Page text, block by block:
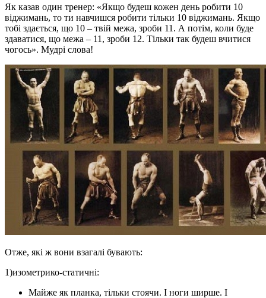
Як казав один тренер: «Якщо будеш кожен день робити 10
віджимань, то ти навчишся робити тільки 10 віджимань. Якщо
тобі здається, що 10 – твій межа, зроби 11. А потім, коли буде
здаватися, що межа – 11, зроби 12. Тільки так будеш вчитися
чогось». Мудрі слова!
Отже, які ж вони взагалі бувають:
1)изометрико-статичні:
Майже як планка, тільки стоячи. І ноги ширше. І